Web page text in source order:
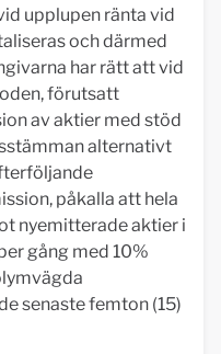
upplupen ränta vid
och därmed
har rätt att vid
förutsatt
av aktier med stöd
alternativt
påkalla att hela
nyemitterade aktier i
gång med 10%
senaste femton (15)